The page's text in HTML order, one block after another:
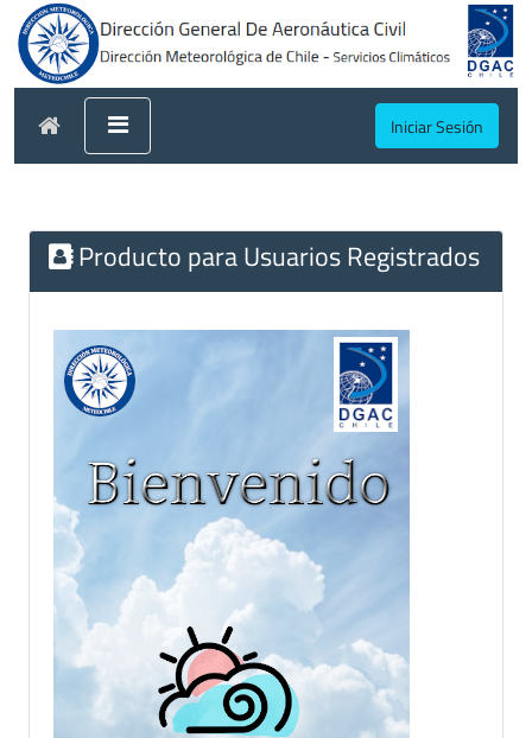
Iniciar Sesión
Producto para Usuarios Registrados